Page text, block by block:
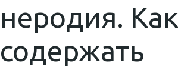
неродия. Как
содержать